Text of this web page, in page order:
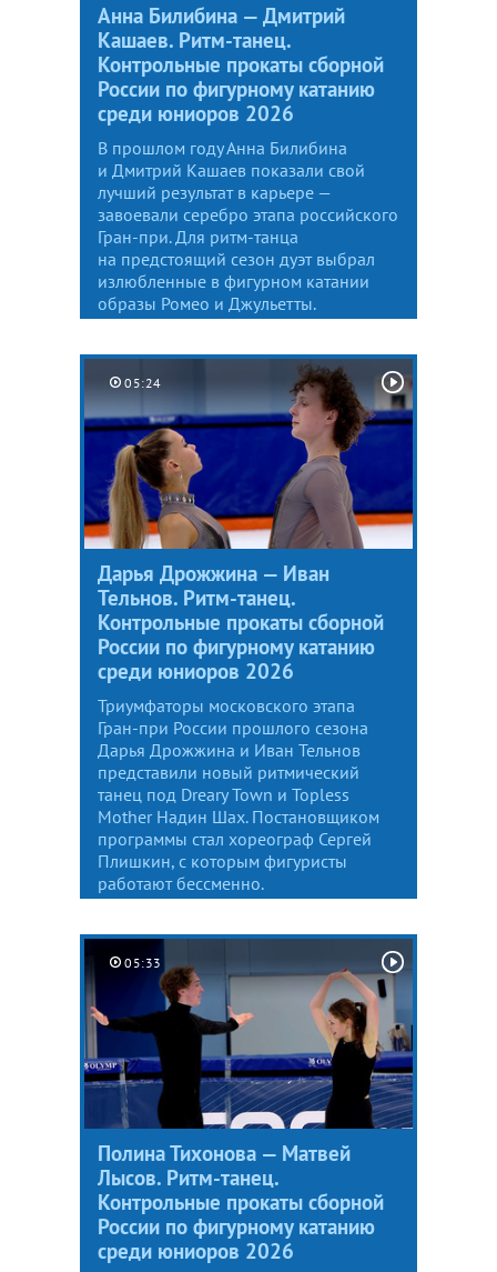
Анна Билибина — Дмитрий
Кашаев. Ритм-танец.
Контрольные прокаты сборной
России по фигурному катанию
среди юниоров 2026
В прошлом году Анна Билибина
и Дмитрий Кашаев показали свой
лучший результат в карьере —
завоевали серебро этапа российского
Гран-при. Для ритм-танца
на предстоящий сезон дуэт выбрал
излюбленные в фигурном катании
образы Ромео и Джульетты.
05:24
Дарья Дрожжина — Иван
Тельнов. Ритм-танец.
Контрольные прокаты сборной
России по фигурному катанию
среди юниоров 2026
Триумфаторы московского этапа
Гран-при России прошлого сезона
Дарья Дрожжина и Иван Тельнов
представили новый ритмический
танец под Dreary Town и Topless
Mother Надин Шах. Постановщиком
программы стал хореограф Сергей
Плишкин, с которым фигуристы
работают бессменно.
05:33
Полина Тихонова — Матвей
Лысов. Ритм-танец.
Контрольные прокаты сборной
России по фигурному катанию
среди юниоров 2026